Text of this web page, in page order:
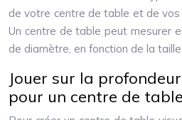
de votre centre de table et de vos
Un centre de table peut mesurer
de diamètre, en fonction de la
Jouer sur la
pour un centre de